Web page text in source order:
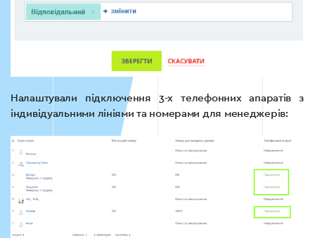
Налаштували підключення 3-х телефонних апаратів з
індивідуальними лініями та номерами для менеджерів: